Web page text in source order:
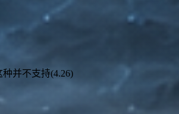
并不支持(4.26)